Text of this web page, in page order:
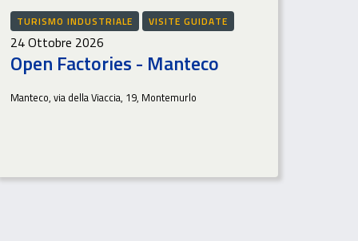
TURISMO INDUSTRIALE VISITE GUIDATE
24 Ottobre 2026
Open Factories - Manteco
Manteco, via della Viaccia, 19, Montemurlo